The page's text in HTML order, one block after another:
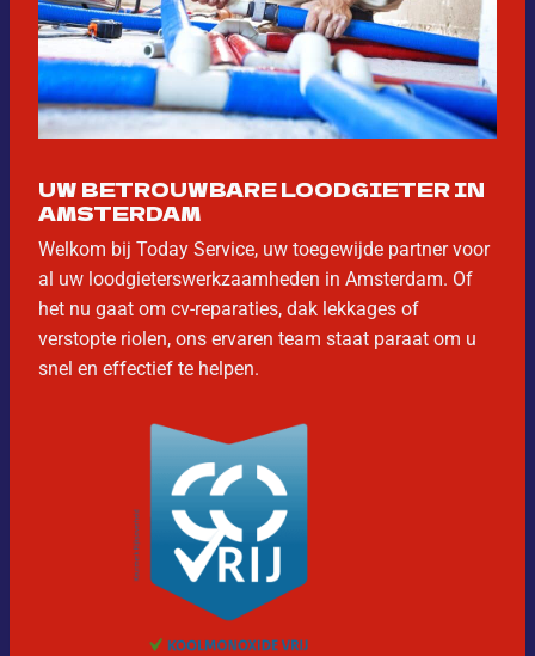
UW BETROUWBARE LOODGIETER IN
AMSTERDAM
Welkom bij Today Service, uw toegewijde partner voor
al uw loodgieterswerkzaamheden in Amsterdam. Of
het nu gaat om cv-reparaties, dak lekkages of
verstopte riolen, ons ervaren team staat paraat om u
snel en effectief te helpen.